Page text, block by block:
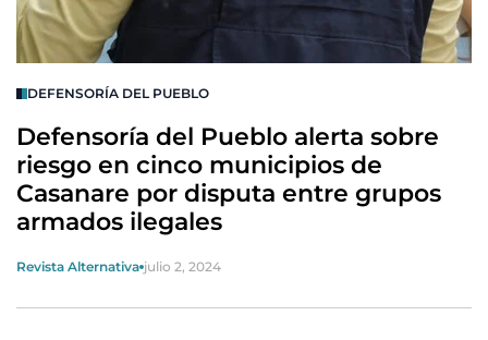
DEFENSORÍA DEL PUEBLO
Defensoría del Pueblo alerta sobre
riesgo en cinco municipios de
Casanare por disputa entre grupos
armados ilegales
Revista Alternativa julio 2, 2024